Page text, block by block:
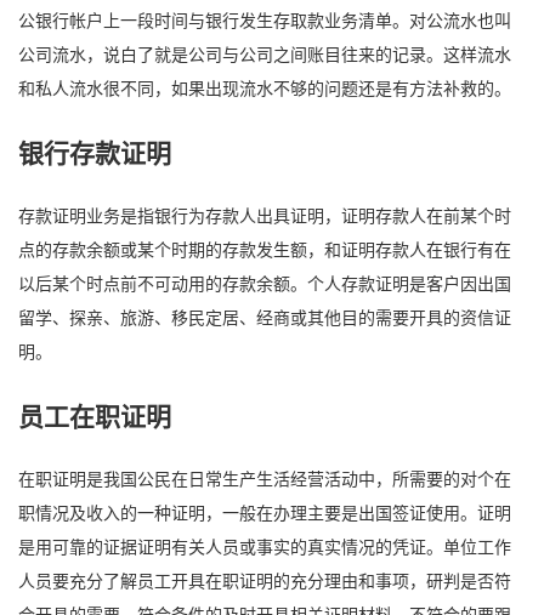
公银行帐户上一段时间与银行发生存取款业务清单。对公流水也叫
公司流水，说白了就是公司与公司之间账目往来的记录。这样流水
和私人流水很不同，如果出现流水不够的问题还是有方法补救的。
银行存款证明
存款证明业务是指银行为存款人出具证明，证明存款人在前某个时
点的存款余额或某个时期的存款发生额，和证明存款人在银行有在
以后某个时点前不可动用的存款余额。个人存款证明是客户因出国
留学、探亲、旅游、移民定居、经商或其他目的需要开具的资信证
明。
员工在职证明
在职证明是我国公民在日常生产生活经营活动中，所需要的对个在
职情况及收入的一种证明，一般在办理主要是出国签证使用。证明
是用可靠的证据证明有关人员或事实的真实情况的凭证。单位工作
人员要充分了解员工开具在职证明的充分理由和事项，研判是否符